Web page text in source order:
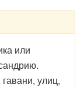
или
улиц,